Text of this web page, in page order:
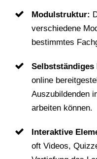
Modulstruktur:
verschiedene
bestimmtes
Selbstständiges
online
Auszubildenden
arbeiten können.
Interaktive
oft Videos,